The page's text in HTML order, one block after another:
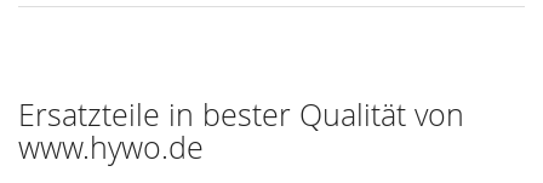
Ersatzteile in bester Qualität von
www.hywo.de